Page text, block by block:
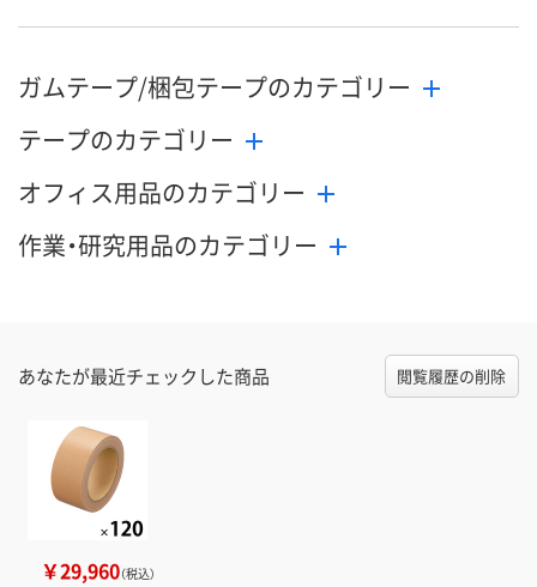
ガムテープ/梱包テープのカテゴリー
テープのカテゴリー
オフィス用品のカテゴリー
作業・研究用品のカテゴリー
あなたが最近チェックした商品 閲覧履歴の削除
￥29,960（税込）